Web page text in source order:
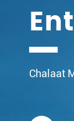
Chalaat